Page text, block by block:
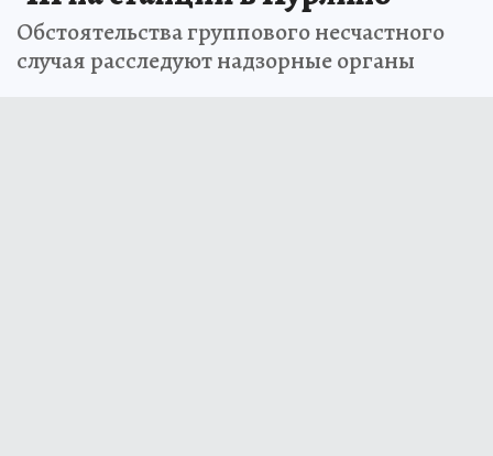
Обстоятельства группового несчастного
случая расследуют надзорные органы